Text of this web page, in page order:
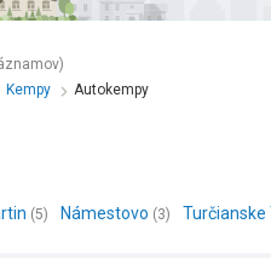
Kempy Autokempy
(5) Námestovo (3) Turčianske